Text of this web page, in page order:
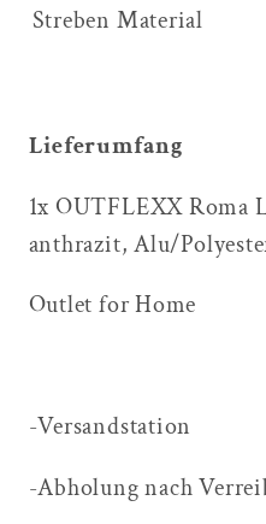
Streben Material
Lieferumfang
1x OUTFLEXX Roma
anthrazit, Alu/
Outlet for Home
-Versandstation
-Abholung nach